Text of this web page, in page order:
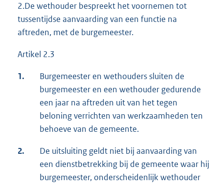
2.De wethouder bespreekt het voornemen tot
tussentijdse aanvaarding van een functie na
aftreden, met de burgemeester.
Artikel 2.3
1.
Burgemeester en wethouders sluiten de
burgemeester en een wethouder gedurende
een jaar na aftreden uit van het tegen
beloning verrichten van werkzaamheden ten
behoeve van de gemeente.
2.
De uitsluiting geldt niet bij aanvaarding van
een dienstbetrekking bij de gemeente waar hij
burgemeester, onderscheidenlijk wethouder